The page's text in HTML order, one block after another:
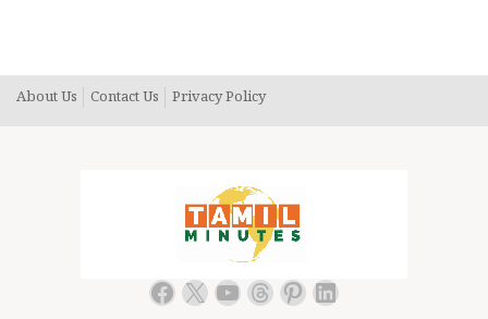
About Us Contact Us Privacy Policy
Facebook
X YouTube
Threads
Pinterest
LinkedIn